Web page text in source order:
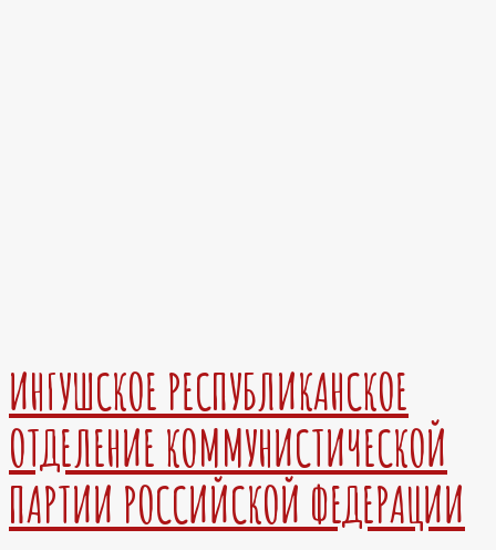
ИНГУШСКОЕ РЕСПУБЛИКАНСКОЕ
ОТДЕЛЕНИЕ КОММУНИСТИЧЕСКОЙ
ПАРТИИ РОССИЙСКОЙ ФЕДЕРАЦИИ